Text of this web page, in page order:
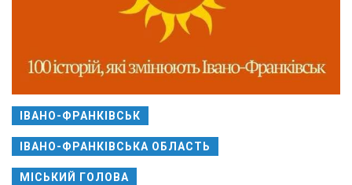
ІВАНО-ФРАНКІВСЬК
ІВАНО-ФРАНКІВСЬКА ОБЛАСТЬ
МІСЬКИЙ ГОЛОВА